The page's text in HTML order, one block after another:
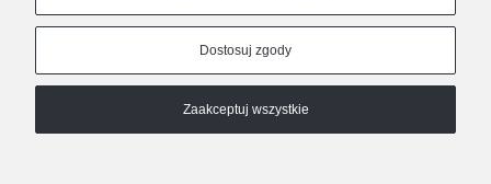
Dostosuj zgody
Zaakceptuj wszystkie